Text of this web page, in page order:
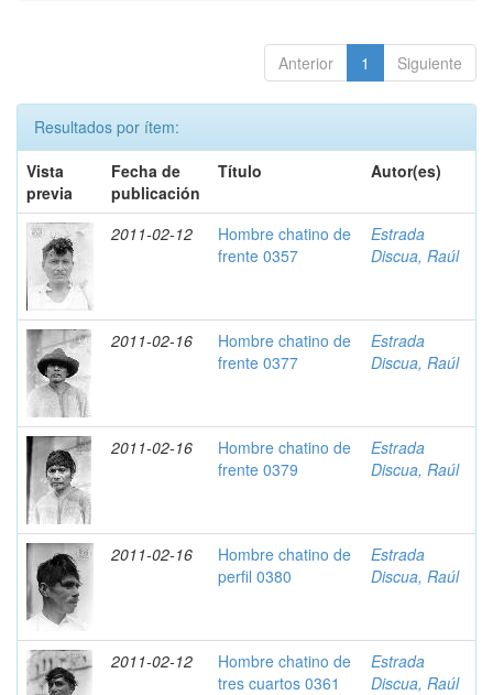
Anterior 1 Siguiente
Resultados por ítem:
Vista
previa
Fecha de
publicación
Título Autor(es)
2011-02-12
Hombre chatino de
frente 0357
Estrada
Discua, Raúl
2011-02-16
Hombre chatino de
frente 0377
Estrada
Discua, Raúl
2011-02-16
Hombre chatino de
frente 0379
Estrada
Discua, Raúl
2011-02-16
Hombre chatino de
perfil 0380
Estrada
Discua, Raúl
2011-02-12
Hombre chatino de
tres cuartos 0361
Estrada
Discua, Raúl